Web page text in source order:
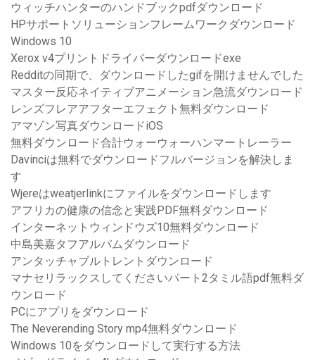
ウィッチハンターのハンドブックpdfダウンロード
HPサポートソリューションフレームワークダウンロード
Windows 10
Xerox v4プリントドライバーダウンロードexe
Redditの同期で、ダウンロードしたgifを開けませんでした
マスター反応ネイティブアニメーション急流ダウンロード
レンズフレアアフターエフェクト無料ダウンロード
アマゾン写真ダウンロードiOS
無料ダウンロード合計ウォーウォーハンマートレーラー
Davinciは無料でダウンロードフルバージョンを解決しま
す
Wjereはweatjerlinkにファイルをダウンロードします
アフリカの健康の信念と実践PDF無料ダウンロード
インターネットウィンドウズ10無料ダウンロード
中島美嘉タフアルバムダウンロード
アンタッチャブルトレントダウンロード
マナセリラックスしてくださいパート2タミル語pdf無料ダ
ウンロード
PCにアプリをダウンロード
The Neverending Story mp4無料ダウンロード
Windows 10をダウンロードして実行する方法